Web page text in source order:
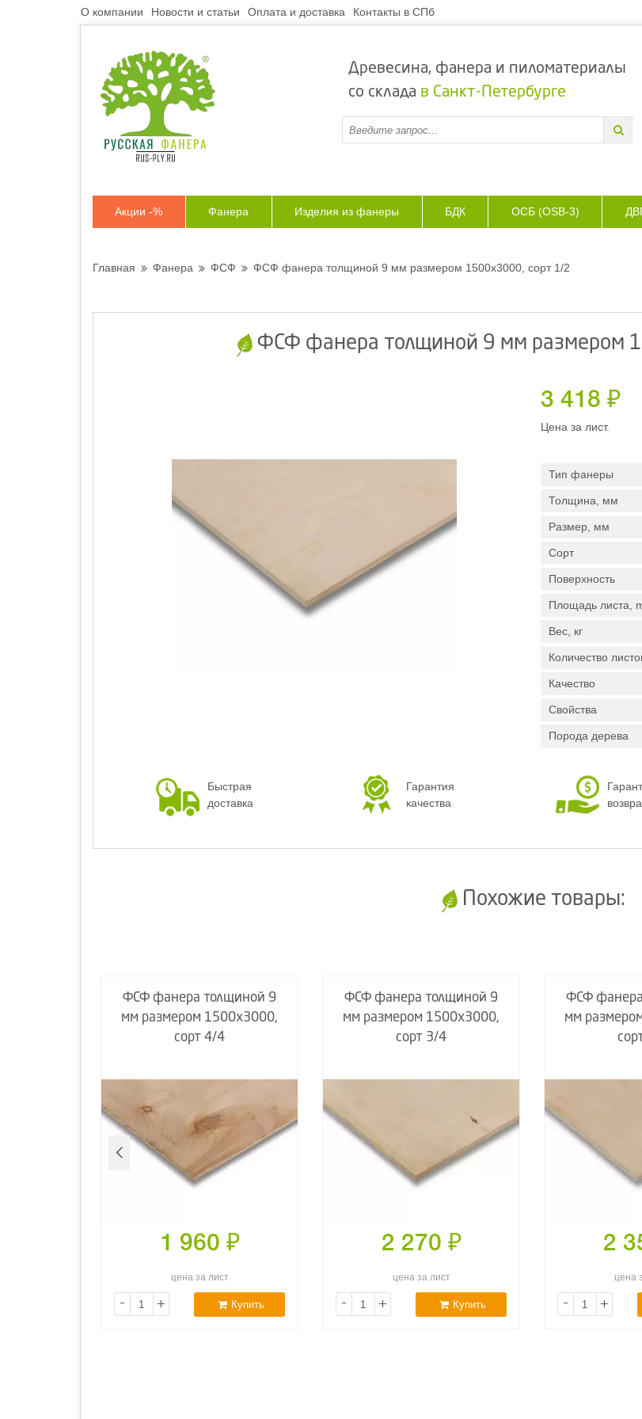
О компании Новости и статьи Оплата и доставка Контакты в СПб
Древесина, фанера и пиломатериалы
со склада в Санкт-Петербурге
Акции -% Фанера Изделия из фанеры БДК ОСБ (OSB-3)
Главная Фанера ФСФ ФСФ фанера толщиной 9 мм размером 1500х3000, сорт 1/2
ФСФ фанера толщиной 9 мм размером
3 418 ₽
Цена за лист.
Тип фанеры
Толщина, мм
Размер, мм
Сорт
Поверхность
Площадь листа,
Вес, кг
Количество
Качество
Свойства
Порода дерева
Быстрая
доставка
Гарантия
качества
Похожие товары:
ФСФ фанера толщиной 9
мм размером 1500х3000,
сорт 4/4
1 960 ₽
цена за лист
- + Купить
ФСФ фанера толщиной 9
мм размером 1500х3000,
сорт 3/4
2 270 ₽
цена за лист
- + Купить
ФСФ
мм
2
цена
- +